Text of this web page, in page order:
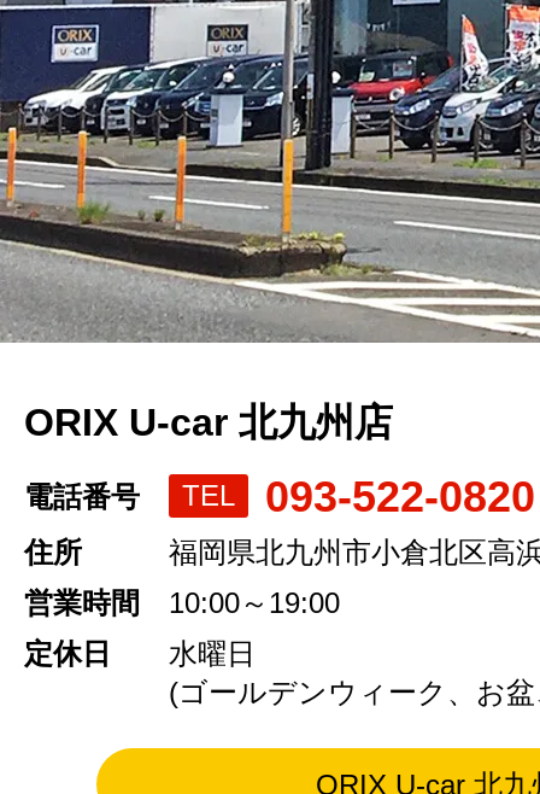
ORIX U-car 北九州店
電話番号 TEL 093-522-0820
住所
福岡県北九州市小倉北区高
営業時間
10:00～19:00
定休日
水曜日
(ゴールデンウィーク、お
ORIX U-car 北九